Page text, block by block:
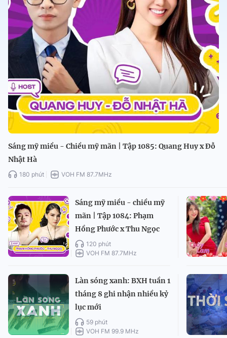
Sáng mỹ miều - Chiều mỹ mãn | Tập 1085: Quang Huy x Đỗ
Nhật Hà
180 phút VOH FM 87.7MHz
Sáng mỹ miều - chiều mỹ
mãn | Tập 1084: Phạm
Hồng Phước x Thu Ngọc
120 phút
VOH FM 87.7MHz
Làn sóng xanh: BXH tuần 1
tháng 8 ghi nhận nhiều kỷ
lục mới
59 phút
VOH FM 99.9 MHz